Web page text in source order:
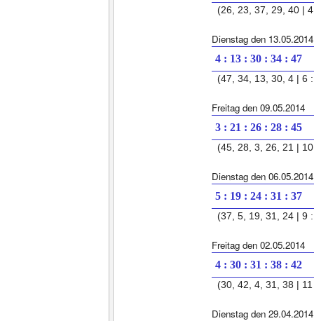
(26, 23, 37, 29, 40 |
Dienstag den 13.05.2014
4 : 13 : 30 : 34 : 47
(47, 34, 13, 30, 4 | 6
Freitag den 09.05.2014
3 : 21 : 26 : 28 : 45
(45, 28, 3, 26, 21 |
Dienstag den 06.05.2014
5 : 19 : 24 : 31 : 37
(37, 5, 19, 31, 24 | 9
Freitag den 02.05.2014
4 : 30 : 31 : 38 : 42
(30, 42, 4, 31, 38 |
Dienstag den 29.04.2014